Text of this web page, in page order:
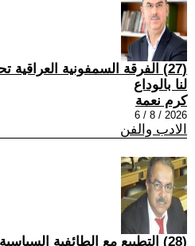
(27) الفرقة السمفونية العراقية
لنا بالوداع
كرم نعمة
2026 / 8 / 6
الادب والفن
(28) التطبيع مع الطائفية